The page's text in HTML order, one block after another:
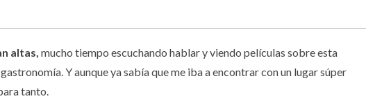
altas, mucho tiempo escuchando hablar y viendo películas sobre esta
Y aunque ya sabía que me iba a encontrar con un lugar súper
tanto.